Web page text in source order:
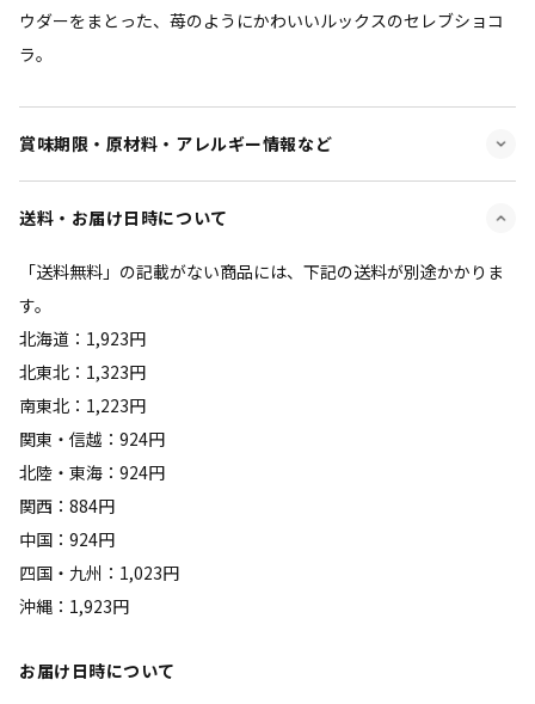
ウダーをまとった、苺のようにかわいいルックスのセレブショコ
ラ。
賞味期限・原材料・アレルギー情報など
送料・お届け日時について
「送料無料」の記載がない商品には、下記の送料が別途かかりま
す。
北海道：1,923円
北東北：1,323円
南東北：1,223円
関東・信越：924円
北陸・東海：924円
関西：884円
中国：924円
四国・九州：1,023円
沖縄：1,923円
お届け日時について